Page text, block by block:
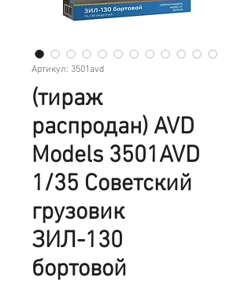
Артикул: 3501avd
(тираж
распродан) AVD
Models 3501AVD
1/35 Советский
грузовик
ЗИЛ-130
бортовой